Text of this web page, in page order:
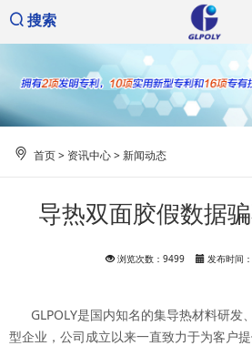
搜索
首页> 资讯中心>新闻动态
导热双面胶假数据
浏览次数：9499 发布时间
GLPOLY是国内知名的集导热材料研发
型企业，公司成立以来一直致力于为客户